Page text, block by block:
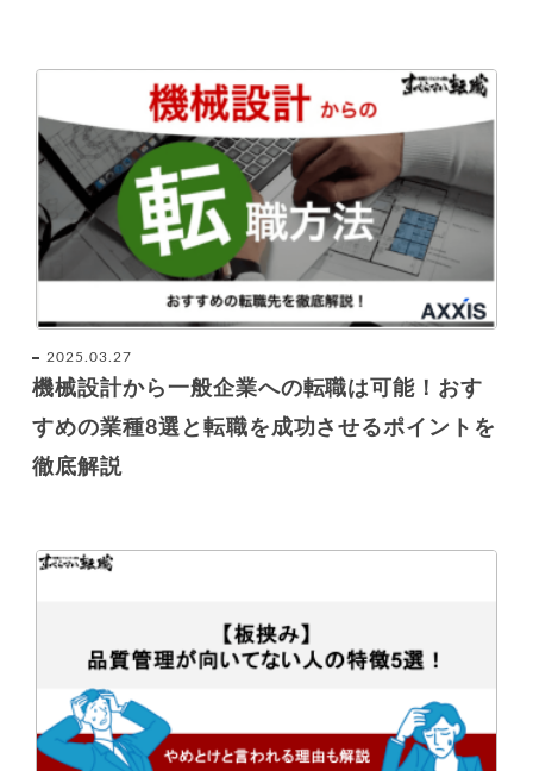
2025.03.27
機械設計から一般企業への転職は可能！おす
すめの業種8選と転職を成功させるポイントを
徹底解説